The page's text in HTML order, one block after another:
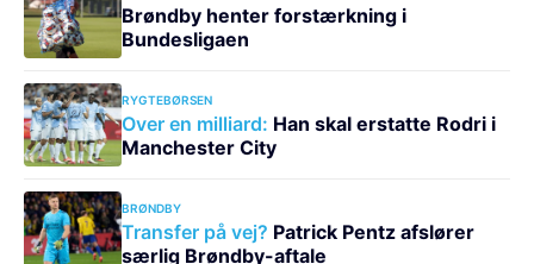
Brøndby henter forstærkning i
Bundesligaen
RYGTEBØRSEN
Over en milliard: Han skal erstatte Rodri i
Manchester City
BRØNDBY
Transfer på vej? Patrick Pentz afslører
særlig Brøndby-aftale